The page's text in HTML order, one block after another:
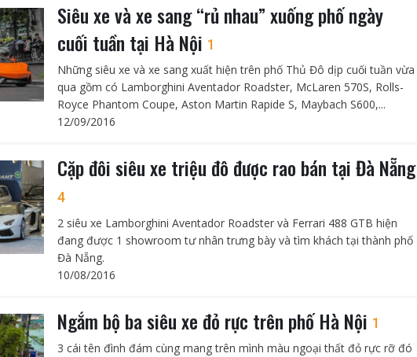
Siêu xe và xe sang “rủ nhau” xuống phố ngày
cuối tuần tại Hà Nội 1
Những siêu xe và xe sang xuất hiện trên phố Thủ Đô dịp cuối tuần vừa
qua gồm có Lamborghini Aventador Roadster, McLaren 570S, Rolls-
Royce Phantom Coupe, Aston Martin Rapide S, Maybach S600,...
12/09/2016
Cặp đôi siêu xe triệu đô được rao bán tại Đà Nẵng
4
2 siêu xe Lamborghini Aventador Roadster và Ferrari 488 GTB hiện
đang được 1 showroom tư nhân trưng bày và tìm khách tại thành phố
Đà Nẵng.
10/08/2016
Ngắm bộ ba siêu xe đỏ rực trên phố Hà Nội 1
3 cái tên đình đám cùng mang trên mình màu ngoại thất đỏ rực rỡ đó